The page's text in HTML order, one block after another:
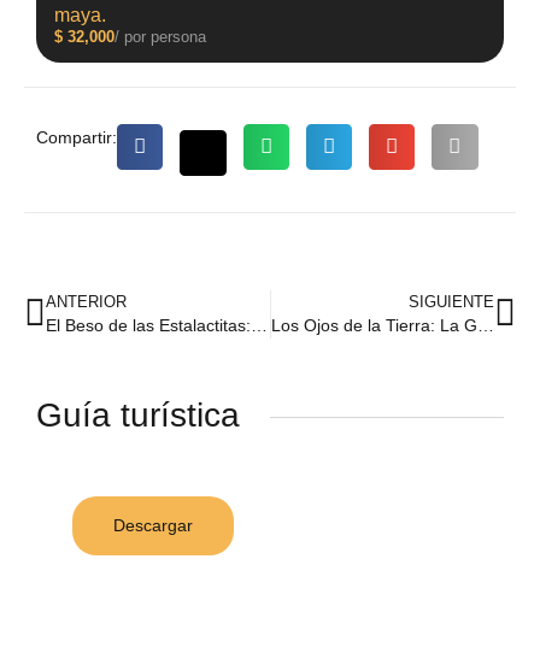
maya.
$ 32,000/ por persona
Compartir:
ANTERIOR
El Beso de las Estalactitas: Historias de Amor en las Cuevas de Zazil Tunich
SIGUIENTE
Los Ojos de la Tierra: La Geología de Zazil Tunich, un Tesoro Subterráneo de Yucatán
Guía turística
Descargar